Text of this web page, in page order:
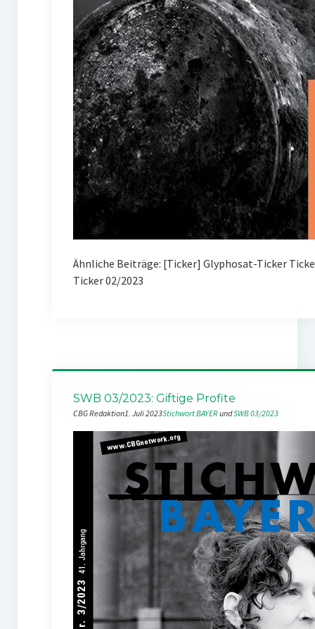
Ähnliche Beiträge: [Ticker] Glyphosat-Ticker
Ticker 02/2023
SWB 03/2023: Giftige Profite
CBG Redaktion1. Juli 2023Stichwort BAYER und SWB 03/2023